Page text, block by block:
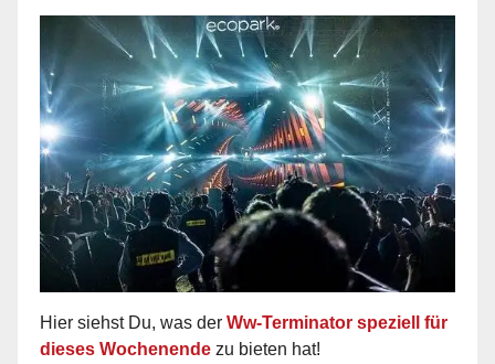
Hier siehst Du, was der Ww-Terminator speziell für
dieses Wochenende zu bieten hat!